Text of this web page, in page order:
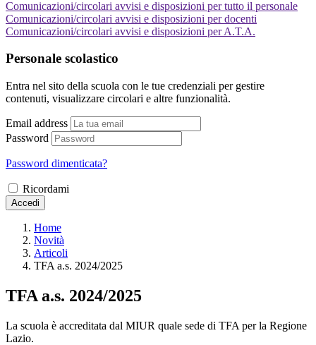
Comunicazioni/circolari avvisi e disposizioni per tutto il personale
Comunicazioni/circolari avvisi e disposizioni per docenti
Comunicazioni/circolari avvisi e disposizioni per A.T.A.
Personale scolastico
Entra nel sito della scuola con le tue credenziali per gestire
contenuti, visualizzare circolari e altre funzionalità.
Email address
Password
Password dimenticata?
Ricordami
Accedi
Home
Novità
Articoli
TFA a.s. 2024/2025
TFA a.s. 2024/2025
La scuola è accreditata dal MIUR quale sede di TFA per la Regione
Lazio.